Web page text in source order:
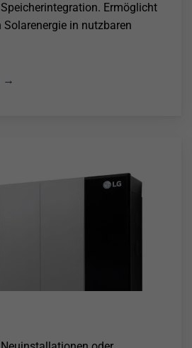
Ermöglicht
in nutzbaren
→